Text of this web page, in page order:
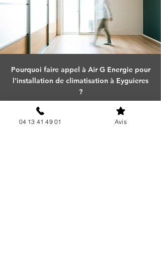
Pourquoi faire appel à Air G Energie pour
l'installation de climatisation à Eyguieres
?
04 13 41 49 01 Avis